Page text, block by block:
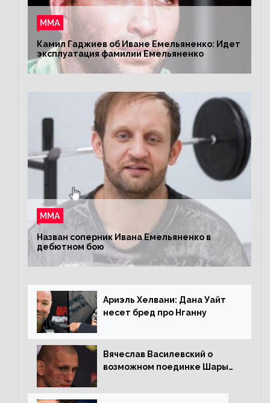
ММА
Камил Гаджиев об Иване Емельяненко: Идет
эксплуатация фамилии Емельяненко
ММА
Назван соперник Ивана Емельяненко в
дебютном бою
Ариэль Хелвани: Дана Уайт
несет бред про Нганну
Вячеслав Василевский о
возможном поединке Шары
Копыловым